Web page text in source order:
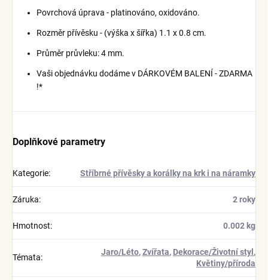
Povrchová úprava - platinováno, oxidováno.
Rozměr přívěsku - (výška x šířka) 1.1 x 0.8 cm.
Průměr průvleku: 4 mm.
Vaši objednávku dodáme v DÁRKOVÉM BALENÍ - ZDARMA
!*
Doplňkové parametry
Kategorie: Stříbrné přívěsky a korálky na krk i na náramky
Záruka: 2 roky
Hmotnost: 0.002 kg
Témata:
Jaro/Léto,Zvířata, Dekorace/Životní styl ,
Květiny/příroda